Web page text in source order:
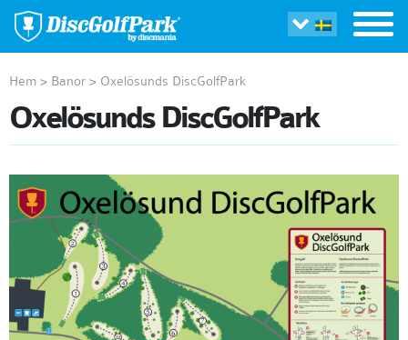
Hem > Banor > Oxelösunds DiscGolfPark
Oxelösunds DiscGolfPark